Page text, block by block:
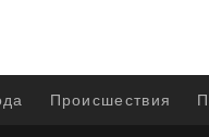
Происшествия